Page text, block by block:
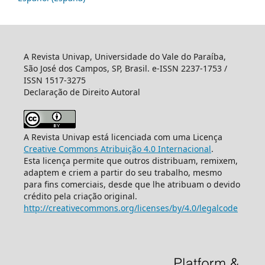
A Revista Univap, Universidade do Vale do Paraíba,
São José dos Campos, SP, Brasil. e-ISSN 2237-1753 /
ISSN 1517-3275
Declaração de Direito Autoral
A Revista Univap está licenciada com uma Licença
Creative Commons Atribuição 4.0 Internacional.
Esta licença permite que outros distribuam, remixem,
adaptem e criem a partir do seu trabalho, mesmo
para fins comerciais, desde que lhe atribuam o devido
crédito pela criação original.
http://creativecommons.org/licenses/by/4.0/legalcode